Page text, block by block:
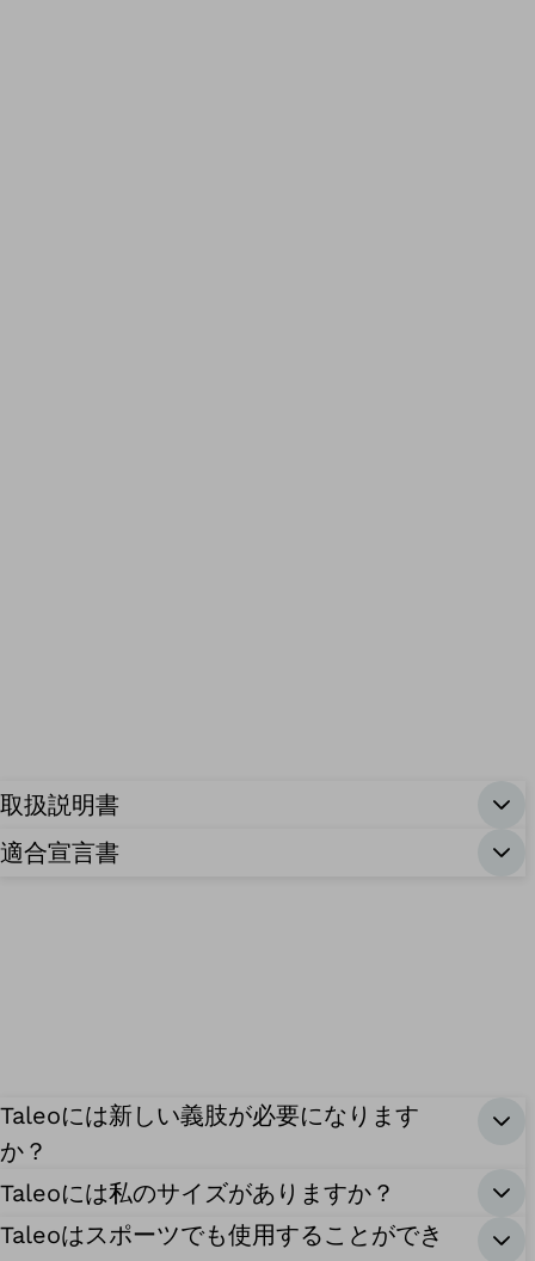
取扱説明書
適合宣言書
Taleoには新しい義肢が必要になります
か？
Taleoには私のサイズがありますか？
Taleoはスポーツでも使用することができ